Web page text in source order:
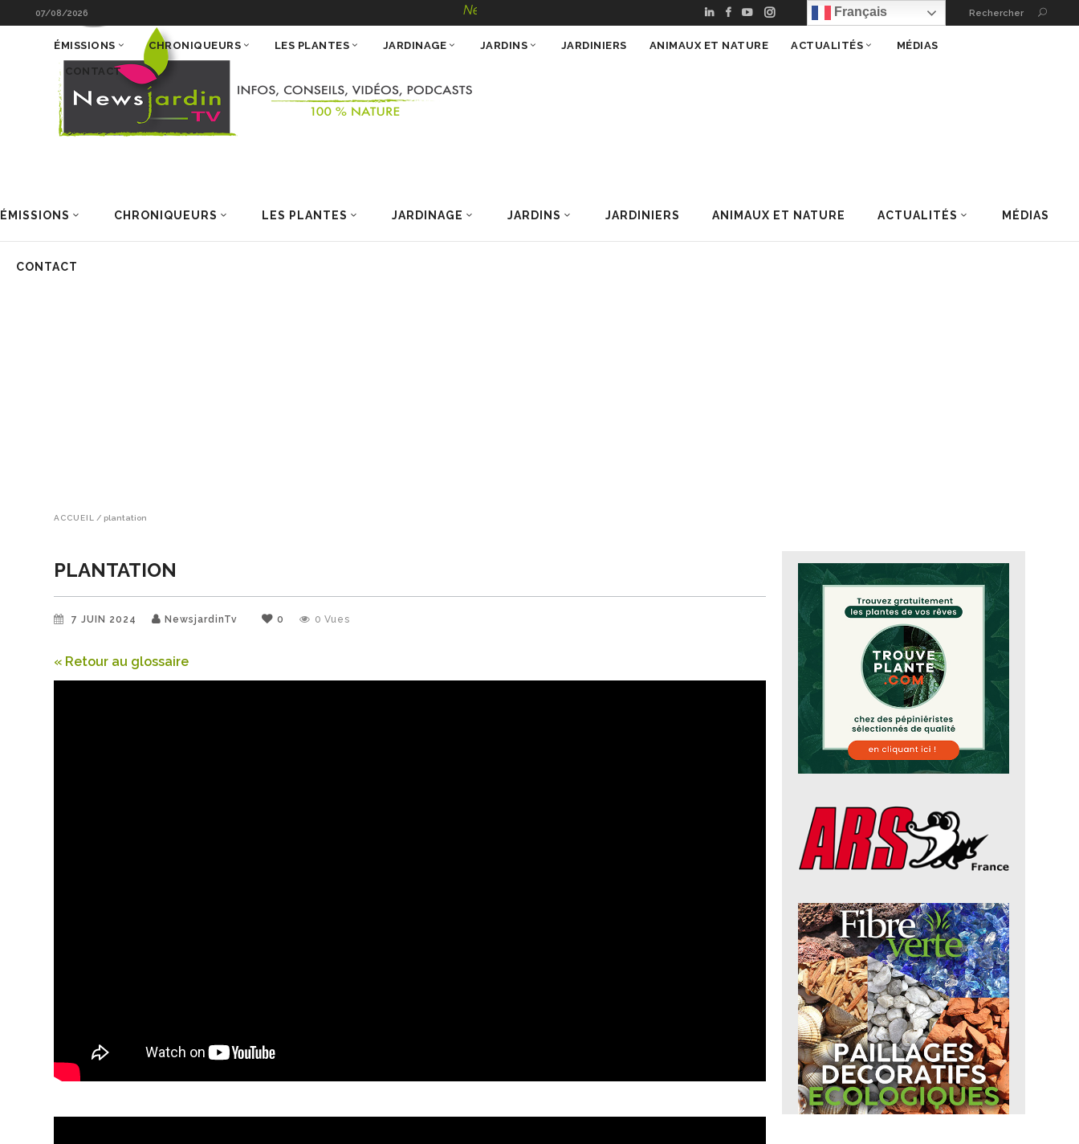
07/08/2026 NewsJardinTV – Infos, Conseils, Vidéos, Podcasts – 100 % Nature Français Rechercher
ÉMISSIONS CHRONIQUEURS LES PLANTES JARDINAGE JARDINS JARDINIERS ANIMAUX ET NATURE ACTUALITÉS MÉDIAS
CONTACT
ÉMISSIONS CHRONIQUEURS LES PLANTES JARDINAGE JARDINS JARDINIERS ANIMAUX ET NATURE ACTUALITÉS MÉDIAS
CONTACT
ACCUEIL / plantation
PLANTATION
7 JUIN 2024 NewsjardinTv 0 0 Vues
« Retour au glossaire